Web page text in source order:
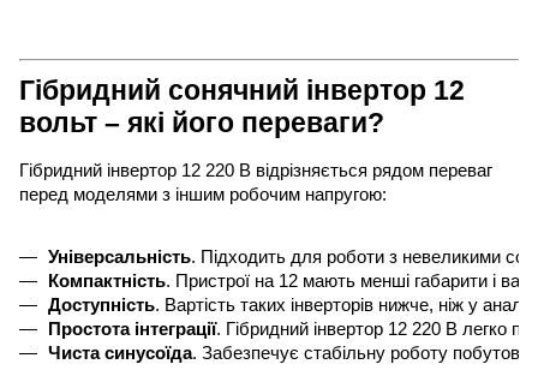
Гібридний сонячний інвертор 12
вольт – які його переваги?
Гібридний інвертор 12 220 В відрізняється рядом переваг
перед моделями з іншим робочим напругою:
Універсальність. Підходить для роботи з невеликими
Компактність. Пристрої на 12 мають менші габарити і
Доступність. Вартість таких інверторів нижче, ніж у
Простота інтеграції. Гібридний інвертор 12 220 В легко
Чиста синусоїда. Забезпечує стабільну роботу